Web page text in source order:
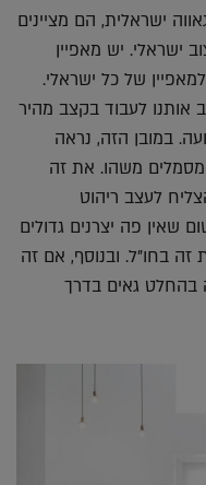
ישראלית, הם מציינים
ישראלי. יש מאפיין
של כל ישראלי.
אותנו לעבוד בקצב מהיר
במובן הזה, נראה
מסמלים משהו. את זה
לעצב ריהוט
שאין פה יצרנים גדולים
בחו"ל. ובנוסף, אם זה
בהחלט גאים בדרך